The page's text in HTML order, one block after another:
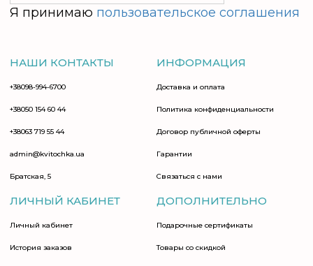
Я принимаю пользовательское соглашения
НАШИ КОНТАКТЫ
+38098-994-6700
+38050 154 60 44
+38063 719 55 44
admin@kvitochka.ua
Братская, 5
ИНФОРМАЦИЯ
Доставка и оплата
Политика конфиденциальности
Договор публичной оферты
Гарантии
Связаться с нами
ЛИЧНЫЙ КАБИНЕТ
Личный кабинет
История заказов
ДОПОЛНИТЕЛЬНО
Подарочные сертификаты
Товары со скидкой